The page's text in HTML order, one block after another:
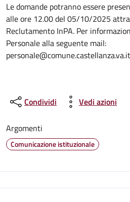
Le domande potranno essere
alle ore 12.00 del 05/10/2025
Reclutamento InPA. Per
Personale alla seguente mail:
personale@comune.castellanza.va.it
Condividi Vedi azioni
Argomenti
Comunicazione istituzionale